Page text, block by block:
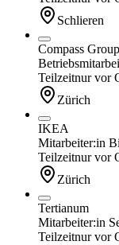
Schlieren
Compass
Teilzeitnur vor
Zürich
IKEA
Mitarbeiter:in
Teilzeitnur vor
Zürich
Tertianum
Mitarbeiter:in
Teilzeitnur vor